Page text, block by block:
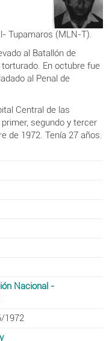
Tupamaros (MLN-T).
al Batallón de
torturado. En octubre fue
al Penal de
Central de las
segundo y tercer
de 1972. Tenía 27 años.
Nacional -
1972